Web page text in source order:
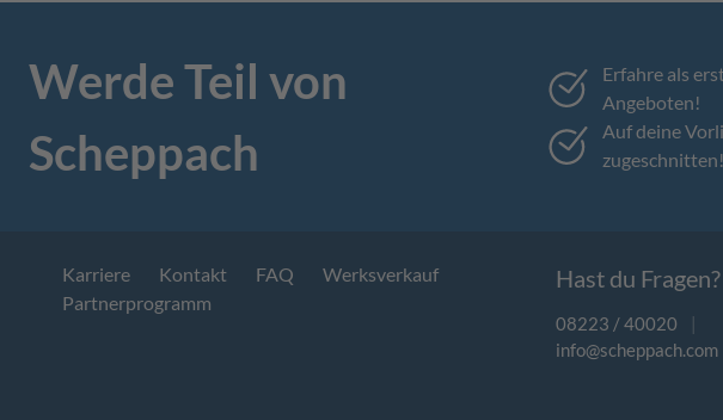
Werde Teil von
Scheppach
Erfahre als
Angeboten!
Auf deine
zugeschnitten!
Karriere Kontakt FAQ
Werksverkauf
Partnerprogramm
Hast du Fragen?
08223 / 40020
|
info@scheppach.com